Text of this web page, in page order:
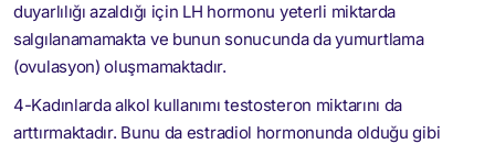
duyarlılığı azaldığı için LH hormonu yeterli miktarda
salgılanamamakta ve bunun sonucunda da yumurtlama
(ovulasyon) oluşmamaktadır.
4-Kadınlarda alkol kullanımı testosteron miktarını da
arttırmaktadır. Bunu da estradiol hormonunda olduğu gibi